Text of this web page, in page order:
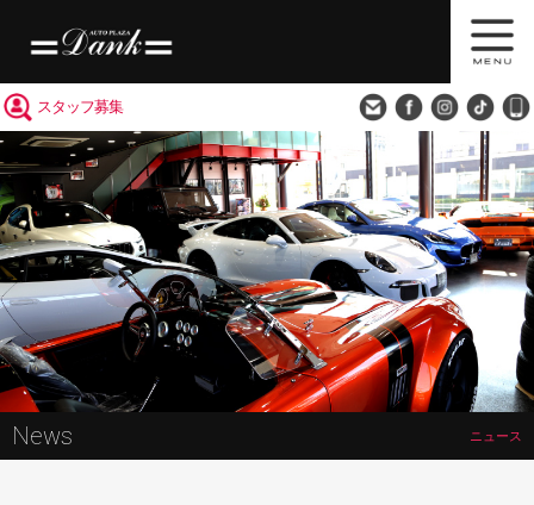
スタッフ募集
News ニュース